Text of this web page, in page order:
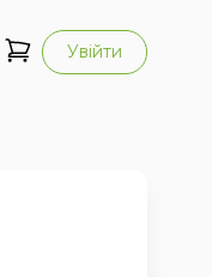
Увійти